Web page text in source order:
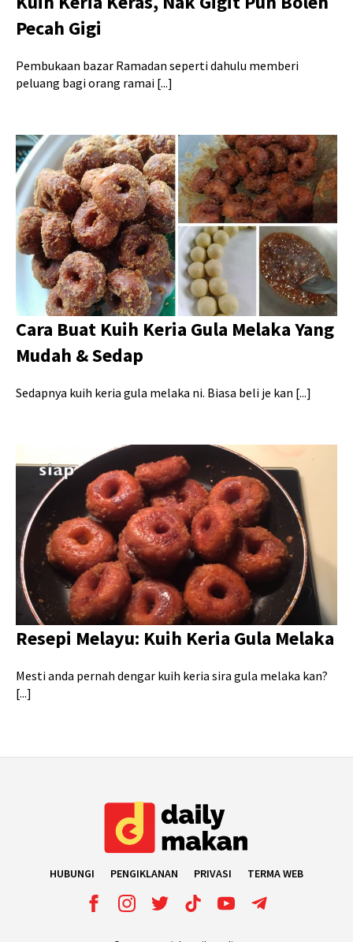
Pecah Gigi
Pembukaan bazar Ramadan seperti dahulu memberi
peluang bagi orang ramai [...]
Cara Buat Kuih Keria Gula Melaka Yang
Mudah & Sedap
Sedapnya kuih keria gula melaka ni. Biasa beli je kan [...]
Resepi Melayu: Kuih Keria Gula Melaka
Mesti anda pernah dengar kuih keria sira gula melaka kan?
[...]
HUBUNGI PENGIKLANAN PRIVASI TERMA WEB